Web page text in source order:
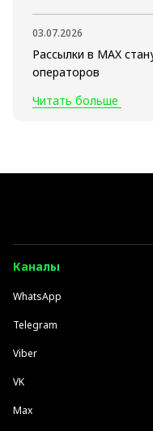
03.07.2026
Рассылки в MAX
операторов
Читать больше
Каналы
WhatsApp
Telegram
Viber
VK
Max